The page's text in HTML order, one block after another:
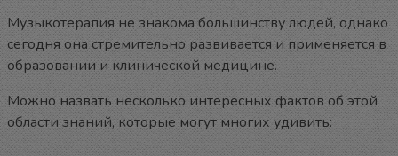
Музыкотерапия не знакома большинству людей, однако
сегодня она стремительно развивается и применяется в
образовании и клинической медицине.
Можно назвать несколько интересных фактов об этой
области знаний, которые могут многих удивить: